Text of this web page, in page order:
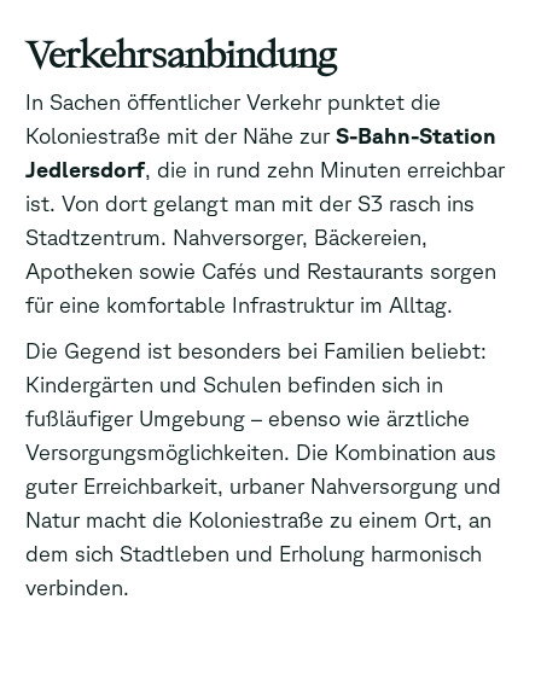
Verkehrsanbindung
In Sachen öffentlicher Verkehr punktet die
Koloniestraße mit der Nähe zur S-Bahn-Station
Jedlersdorf, die in rund zehn Minuten erreichbar
ist. Von dort gelangt man mit der S3 rasch ins
Stadtzentrum. Nahversorger, Bäckereien,
Apotheken sowie Cafés und Restaurants sorgen
für eine komfortable Infrastruktur im Alltag.
Die Gegend ist besonders bei Familien beliebt:
Kindergärten und Schulen befinden sich in
fußläufiger Umgebung – ebenso wie ärztliche
Versorgungsmöglichkeiten. Die Kombination aus
guter Erreichbarkeit, urbaner Nahversorgung und
Natur macht die Koloniestraße zu einem Ort, an
dem sich Stadtleben und Erholung harmonisch
verbinden.